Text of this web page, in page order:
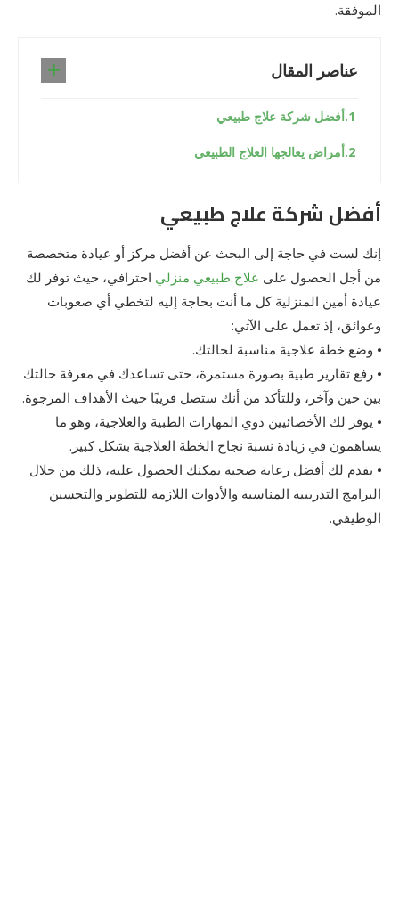
الموفقة.
عناصر المقال
أفضل شركة علاج طبيعي
أمراض يعالجها العلاج الطبيعي
أفضل شركة علاج طبيعي
إنك لست في حاجة إلى البحث عن أفضل مركز أو عيادة متخصصة
من أجل الحصول على علاج طبيعي منزلي احترافي، حيث توفر لك
عيادة أمين المنزلية كل ما أنت بحاجة إليه لتخطي أي صعوبات
وعوائق، إذ تعمل على الآتي:
⦁ وضع خطة علاجية مناسبة لحالتك.
⦁ رفع تقارير طبية بصورة مستمرة، حتى تساعدك في معرفة حالتك
بين حين وآخر، وللتأكد من أنك ستصل قريبًا حيث الأهداف المرجوة.
⦁ يوفر لك الأخصائيين ذوي المهارات الطبية والعلاجية، وهو ما
يساهمون في زيادة نسبة نجاح الخطة العلاجية بشكل كبير.
⦁ يقدم لك أفضل رعاية صحية يمكنك الحصول عليه، ذلك من خلال
البرامج التدريبية المناسبة والأدوات اللازمة للتطوير والتحسين
الوظيفي.